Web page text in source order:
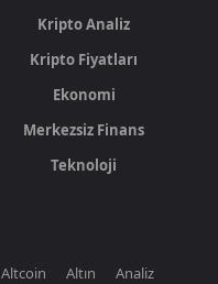
Kripto Analiz
Kripto Fiyatları
Ekonomi
Merkezsiz Finans
Teknoloji
Altcoin Altın
Analiz